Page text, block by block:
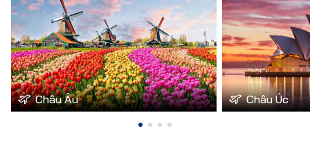
Châu Âu Châu Úc